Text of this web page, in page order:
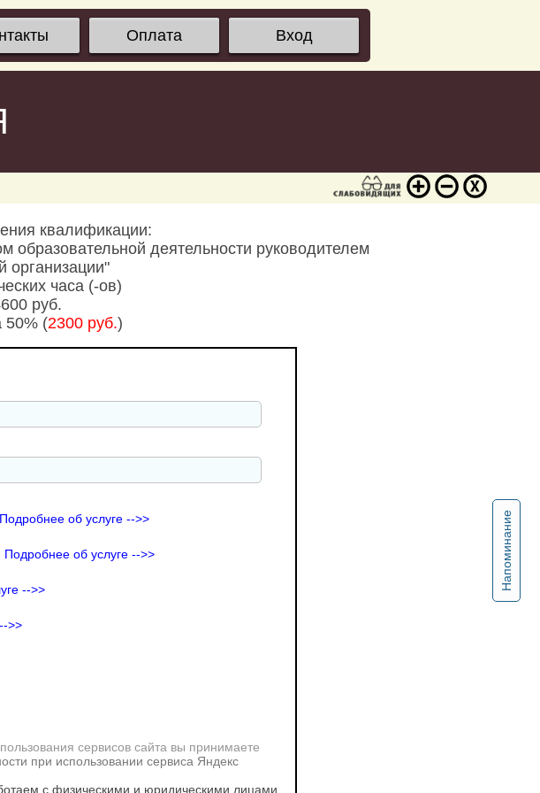
Оплата Вход
Напоминание
квалификации:
образовательной деятельности руководителем
организации"
часа (-ов)
руб.
50% (2300 руб.)
Подробнее об услуге -->>
Подробнее об услуге -->>
-->>
>>
сервисов сайта вы принимаете
при использовании сервиса Яндекс
с физическими и юридическими лицами